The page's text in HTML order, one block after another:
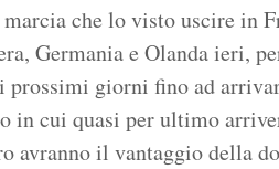
che lo visto uscire in
Germania e Olanda ieri,
prossimi giorni fino ad
in cui quasi per ultimo
avranno il vantaggio della